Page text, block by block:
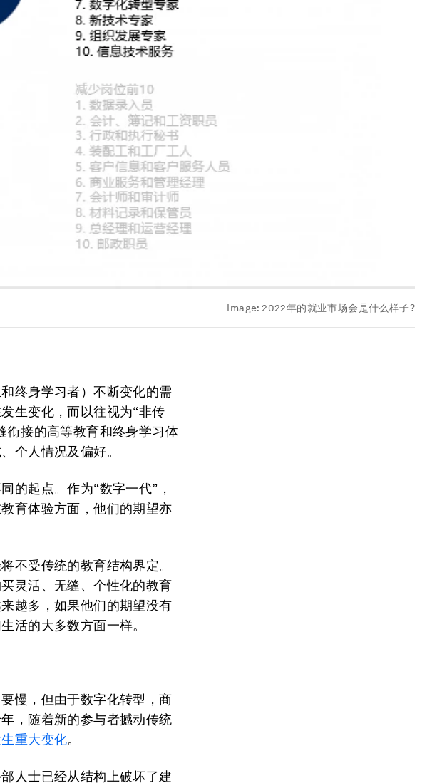
Image:2022年的就业市场会是什么样子?
终身学习者）不断变化的需
生变化，而以往视为“非传
衔接的高等教育和终身学习体
个人情况及偏好。
的起点。作为“数字一代”，
育体验方面，他们的期望亦
不受传统的教育结构界定。
灵活、无缝、个性化的教育
越多，如果他们的期望没有
活的大多数方面一样。
慢，但由于数字化转型，商
，随着新的参与者撼动传统
重大变化。
人士已经从结构上破坏了建